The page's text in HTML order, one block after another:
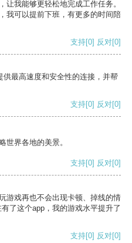
让我能够更轻松地完成工作任务。
我可以提前下班，有更多的时间陪
支持[0] 反对[0]
最高速度和安全性的连接，并帮
支持[0] 反对[0]
世界各地的美景。
支持[0] 反对[0]
游戏再也不会出现卡顿、掉线的情
了这个app，我的游戏水平提升了
支持[0] 反对[0]